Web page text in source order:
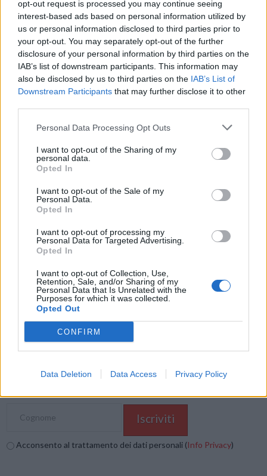
opt-out request is processed you may continue seeing
interest-based ads based on personal information utilized by
us or personal information disclosed to third parties prior to
your opt-out. You may separately opt-out of the further
disclosure of your personal information by third parties on the
IAB’s list of downstream participants. This information may
also be disclosed by us to third parties on the IAB’s List of
Downstream Participants that may further disclose it to other
Personal Data Processing Opt Outs
I want to opt-out of the Sharing of my
personal data.
Opted In
I want to opt-out of the Sale of my
Personal Data.
Opted In
I want to opt-out of processing my
Personal Data for Targeted Advertising.
Opted In
I want to opt-out of Collection, Use,
Retention, Sale, and/or Sharing of my
Personal Data that Is Unrelated with the
Purposes for which it was collected.
Opted Out
CONFIRM
Data Deletion Data Access Privacy Policy
lossless con lo streaming fino a 80 Mbps.
I TV X95J e X85J sono ideali per il gaming. Collegati a una console di
prossima generazione, si avvalgono delle funzionalità HDMI 2.1 (ad
esempio, la visualizzazione in 4K a 120 fps, il VRR e l’ALLM) per
garantire una risposta immediata ai comandi.
I TV BRAVIA XR Full Array LED 4K HDR X95J da 85” e 75” e i LCD
X85J da 85”, 75”, 65”, 55”, 50” e 43” arriveranno nella prima metà di
prossimi mesi.
E-mail LinkedIn Facebook
Mastodon Telegram
Stampa Altro
Vuoi ricevere gli aggiornamenti delle news di TecnoGazzetta?
Inserisci nome ed indirizzo E-Mail:
Acconsento al trattamento dei dati personali (Info Privacy)